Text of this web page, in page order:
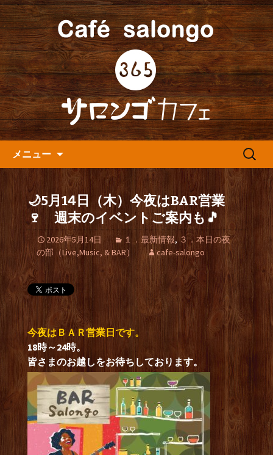
人形町の『365(サロンゴ)カフ
ェ』よりお知らせ
人形町の音楽カフェ『365カフェ』より
最新情報をお届けします。
メニュー
検
🌙5月14日（木）今夜はBAR営業
🍷 週末のイベントご案内も🎵
2026年5月14日 １．最新情報, ３．本日の夜
の部（Live,Music, & BAR）
cafe-salongo
今夜はＢＡＲ営業日です。
18時～24時。
皆さまのお越しをお待ちしております。